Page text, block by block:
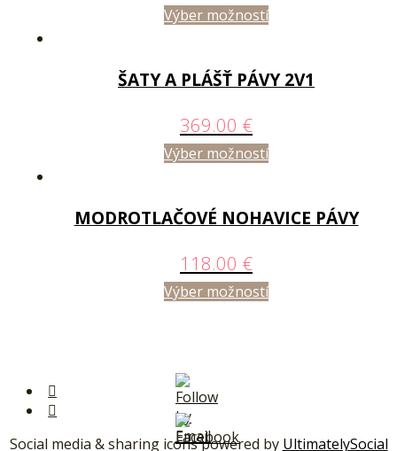
Výber možností
ŠATY A PLÁŠŤ PÁVY 2V1
369.00 €
Výber možností
MODROTLAČOVÉ NOHAVICE PÁVY
118.00 €
Výber možností
Social media & sharing icons powered by UltimatelySocial